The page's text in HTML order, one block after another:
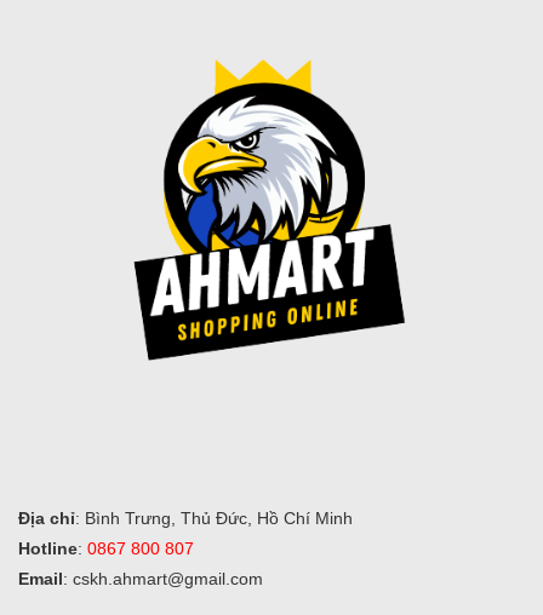
Địa chỉ: Bình Trưng, Thủ Đức, Hồ Chí Minh
Hotline: 0867 800 807
Email: cskh.ahmart@gmail.com